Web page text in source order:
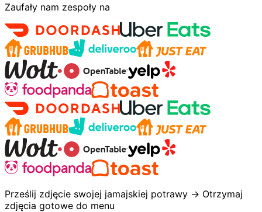
Zaufały nam zespoły na
Prześlij zdjęcie swojej jamajskiej potrawy → Otrzymaj
zdjęcia gotowe do menu